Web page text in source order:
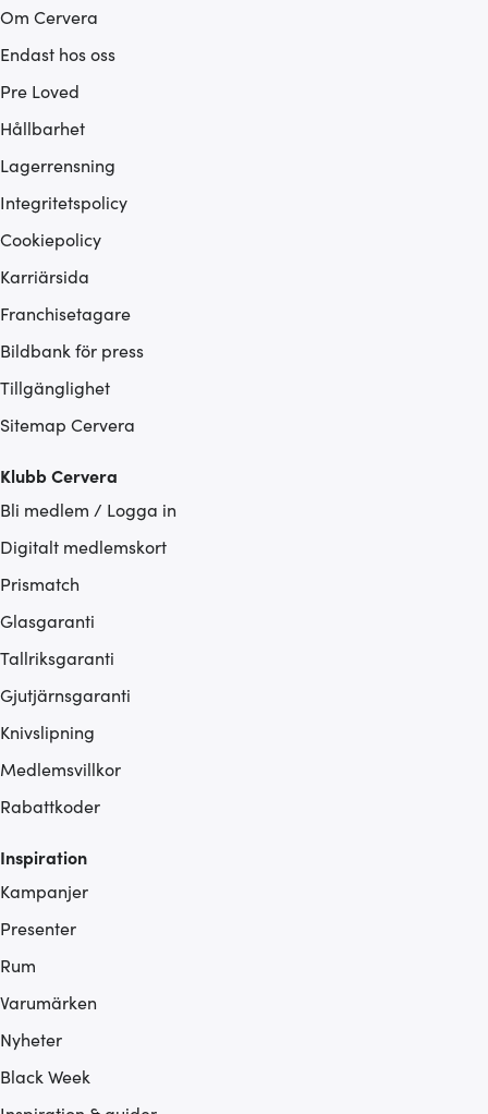
Om Cervera
Endast hos oss
Pre Loved
Hållbarhet
Lagerrensning
Integritetspolicy
Cookiepolicy
Karriärsida
Franchisetagare
Bildbank för press
Tillgänglighet
Sitemap Cervera
Klubb Cervera
Bli medlem / Logga in
Digitalt medlemskort
Prismatch
Glasgaranti
Tallriksgaranti
Gjutjärnsgaranti
Knivslipning
Medlemsvillkor
Rabattkoder
Inspiration
Kampanjer
Presenter
Rum
Varumärken
Nyheter
Black Week